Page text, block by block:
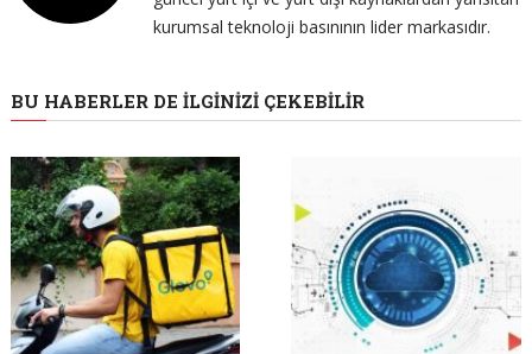
kurumsal teknoloji basınının lider markasıdır.
BU HABERLER DE İLGINIZI ÇEKEBILIR